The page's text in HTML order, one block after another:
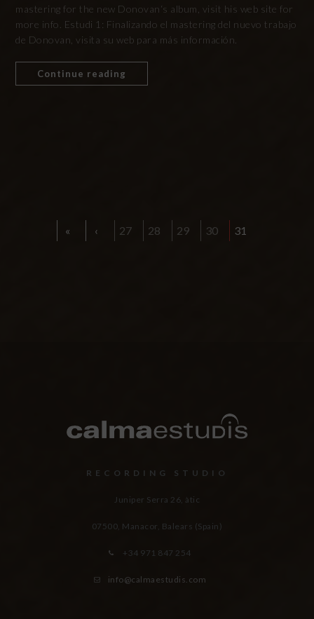
mastering for the new Donovan‘s album, visit his web site for
more info. Estudi 1: Finalizando el mastering del nuevo trabajo
de Donovan, visita su web para más información.
Continue reading
« ‹ 27 28 29 30 31
RECORDING STUDIO
Juniper Serra 26, àtic
07500, Manacor, Balears (Spain)
+34 971 847 254
info@calmaestudis.com